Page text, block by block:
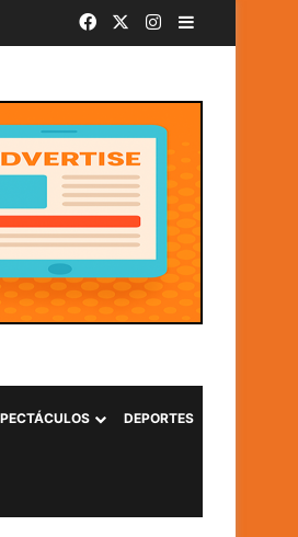
FacebookInstagram
Barra lateral
DEPORTES